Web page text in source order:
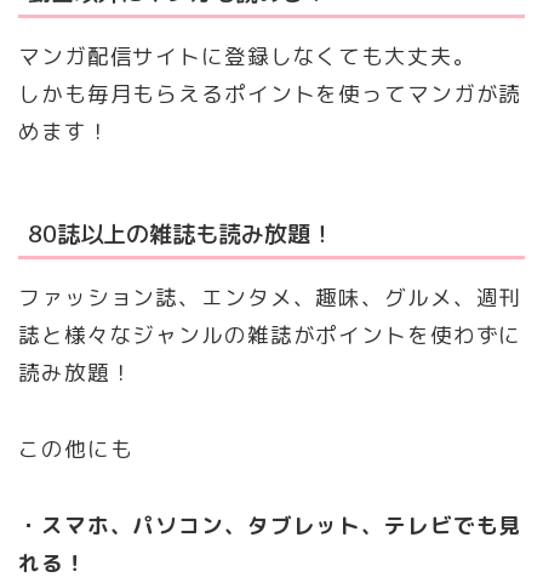
マンガ配信サイトに登録しなくても大丈夫。
しかも毎月もらえるポイントを使ってマンガが読
めます！
80誌以上の雑誌も読み放題！
ファッション誌、エンタメ、趣味、グルメ、週刊
誌と様々なジャンルの雑誌がポイントを使わずに
読み放題！
この他にも
・スマホ、パソコン、タブレット、テレビでも見
れる！